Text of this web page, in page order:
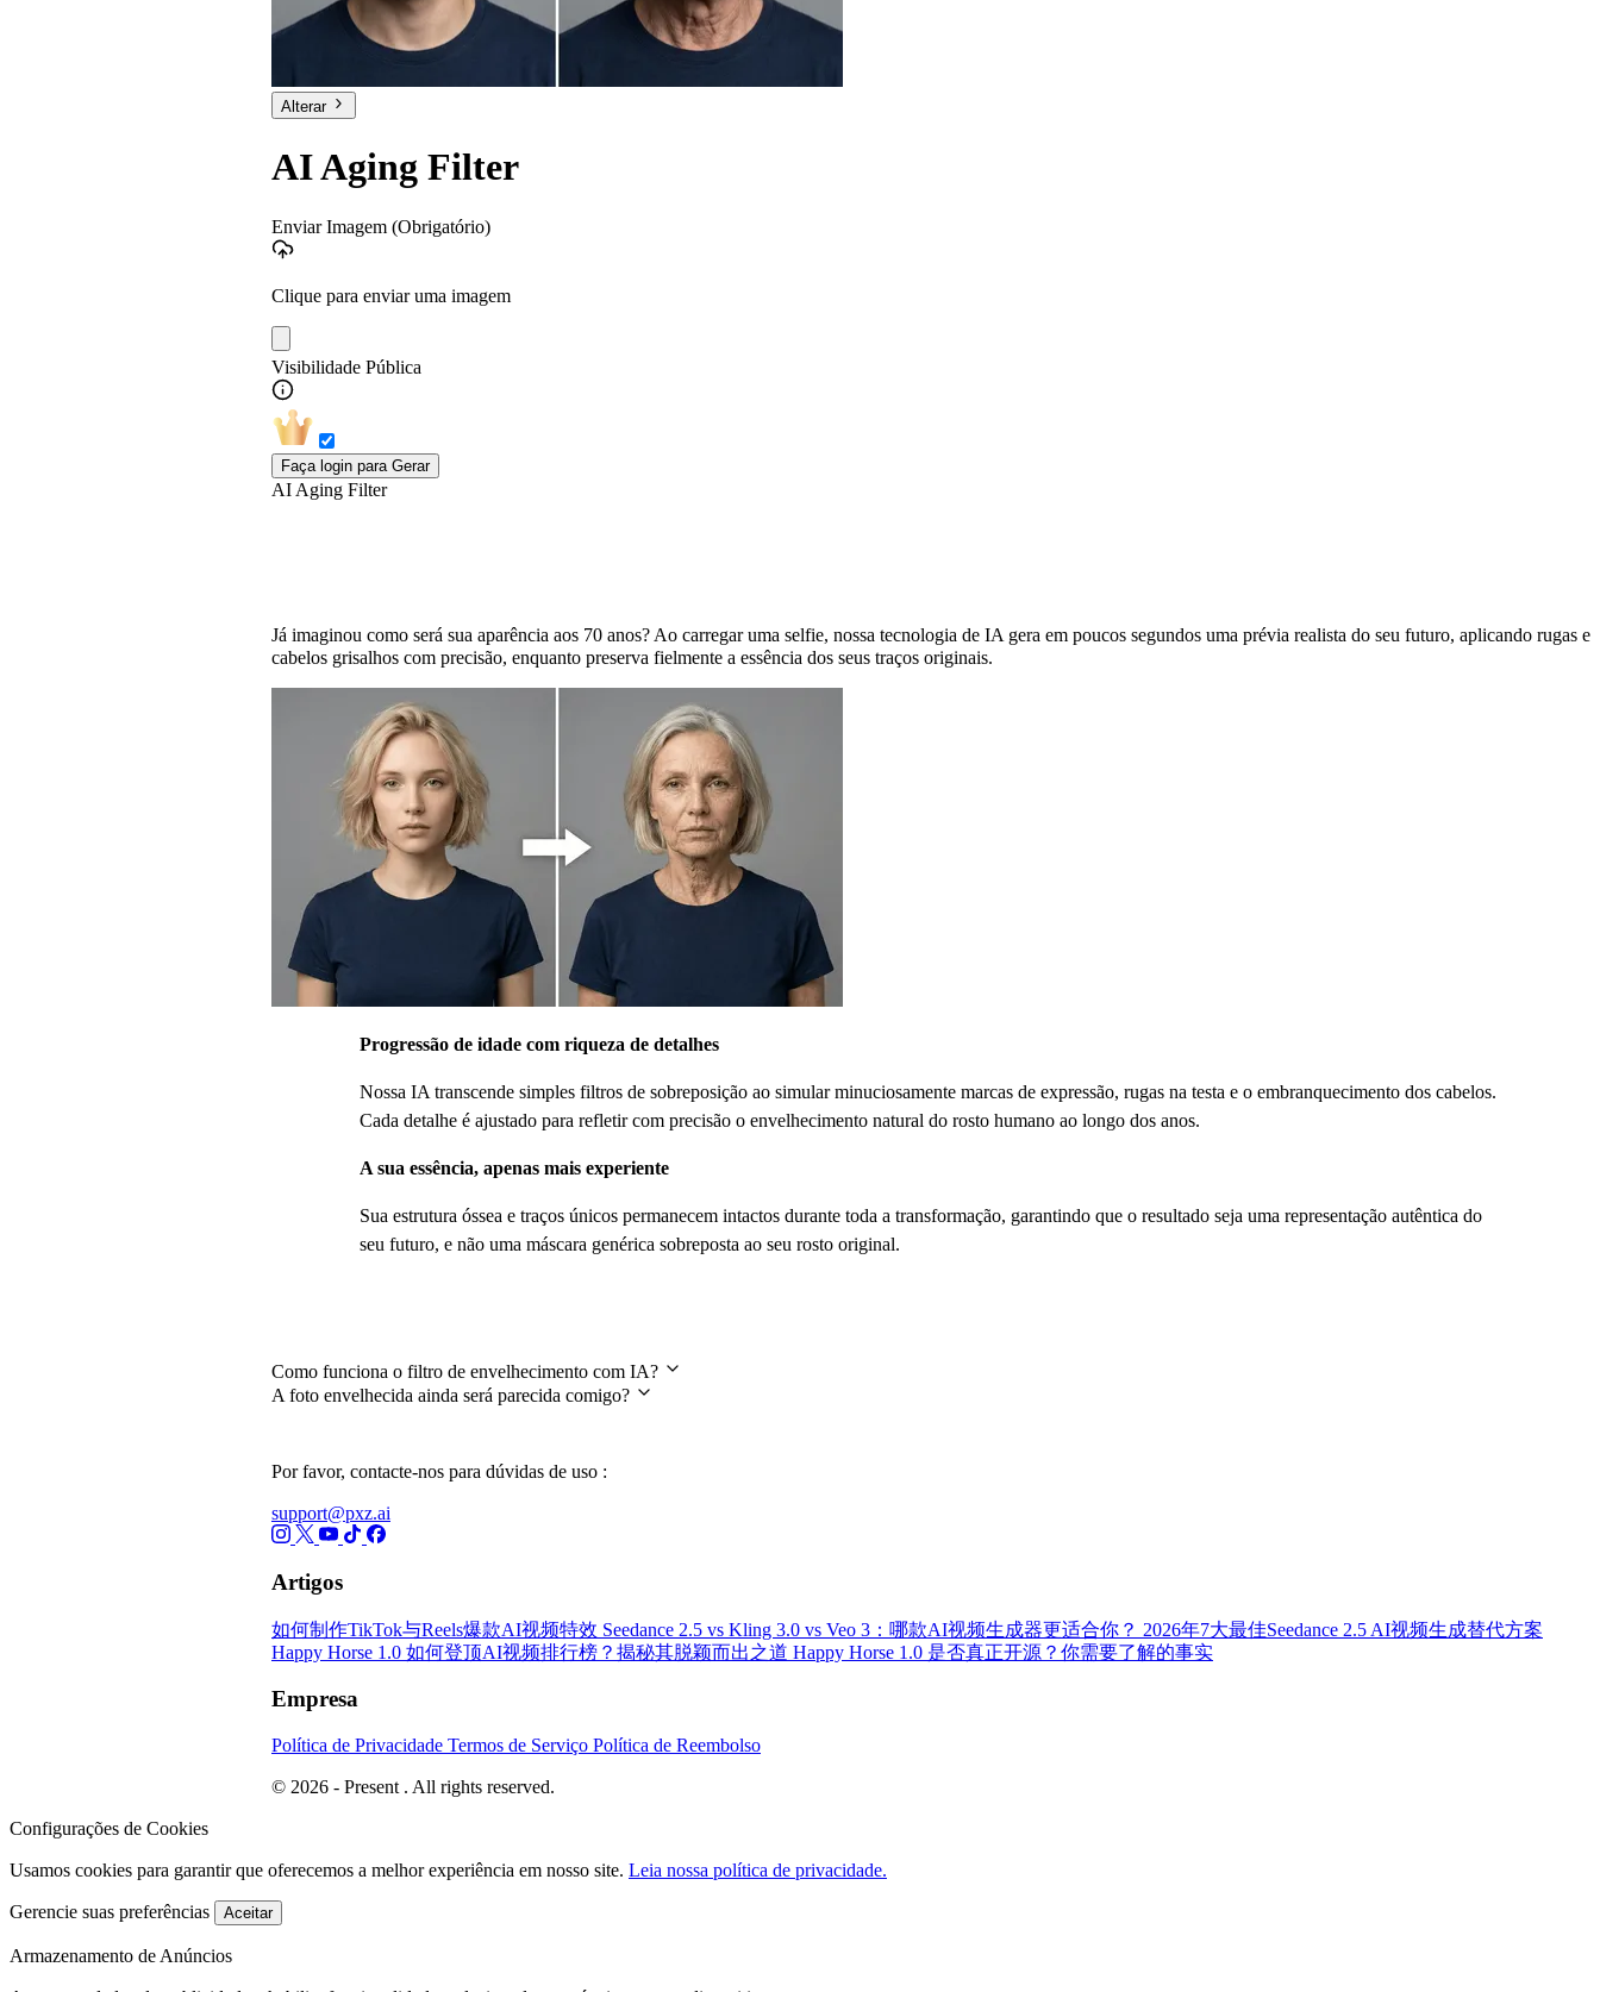
Alterar
AI Aging Filter
Enviar Imagem (Obrigatório)
Clique para enviar uma imagem
Visibilidade Pública
Faça login para Gerar
AI Aging Filter
Já imaginou como será sua aparência aos 70 anos? Ao carregar uma selfie, nossa tecnologia de IA gera em poucos segundos uma prévia realista do seu futuro, aplicando rugas e
cabelos grisalhos com precisão, enquanto preserva fielmente a essência dos seus traços originais.
Progressão de idade com riqueza de detalhes
Nossa IA transcende simples filtros de sobreposição ao simular minuciosamente marcas de expressão, rugas na testa e o embranquecimento dos cabelos.
Cada detalhe é ajustado para refletir com precisão o envelhecimento natural do rosto humano ao longo dos anos.
A sua essência, apenas mais experiente
Sua estrutura óssea e traços únicos permanecem intactos durante toda a transformação, garantindo que o resultado seja uma representação autêntica do
seu futuro, e não uma máscara genérica sobreposta ao seu rosto original.
Como funciona o filtro de envelhecimento com IA?
A foto envelhecida ainda será parecida comigo?
Por favor, contacte-nos para dúvidas de uso :
support@pxz.ai
Artigos
如何制作TikTok与Reels爆款AI视频特效 Seedance 2.5 vs Kling 3.0 vs Veo 3：哪款AI视频生成器更适合你？ 2026年7大最佳Seedance 2.5 AI视频生成替代方案
Happy Horse 1.0 如何登顶AI视频排行榜？揭秘其脱颖而出之道 Happy Horse 1.0 是否真正开源？你需要了解的事实
Empresa
Política de Privacidade Termos de Serviço Política de Reembolso
© 2026 - Present . All rights reserved.
Configurações de Cookies
Usamos cookies para garantir que oferecemos a melhor experiência em nosso site. Leia nossa política de privacidade.
Gerencie suas preferências Aceitar
Armazenamento de Anúncios